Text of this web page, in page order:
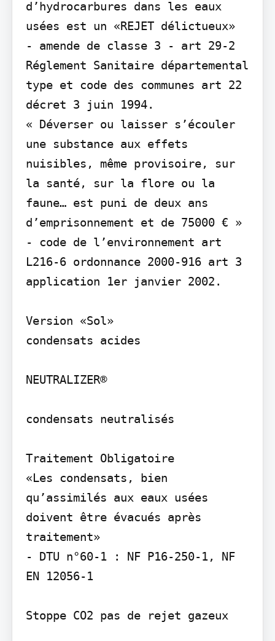
d’hydrocarbures dans les eaux
usées est un «REJET délictueux»
- amende de classe 3 - art 29-2
Réglement Sanitaire départemental
type et code des communes art 22
décret 3 juin 1994.
« Déverser ou laisser s’écouler
une substance aux effets
nuisibles, même provisoire, sur
la santé, sur la flore ou la
faune… est puni de deux ans
d’emprisonnement et de 75000 € »
- code de l’environnement art
L216-6 ordonnance 2000-916 art 3
application 1er janvier 2002.
Version «Sol»
condensats acides
NEUTRALIZER®
condensats neutralisés
Traitement Obligatoire
«Les condensats, bien
qu’assimilés aux eaux usées
doivent être évacués après
traitement»
- DTU n°60-1 : NF P16-250-1, NF
EN 12056-1
Stoppe CO2 pas de rejet gazeux